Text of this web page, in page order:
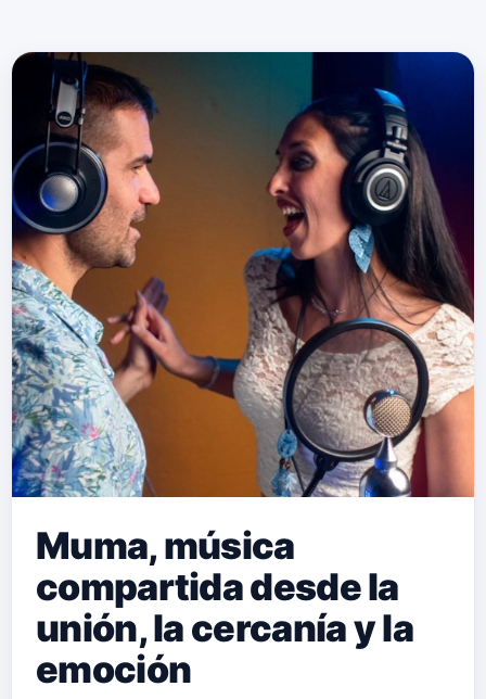
Muma, música
compartida desde la
unión, la cercanía y la
emoción